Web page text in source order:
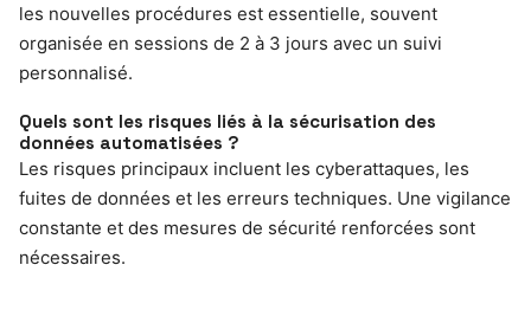
les nouvelles procédures est essentielle, souvent
organisée en sessions de 2 à 3 jours avec un suivi
personnalisé.
Quels sont les risques liés à la sécurisation des
données automatisées ?
Les risques principaux incluent les cyberattaques, les
fuites de données et les erreurs techniques. Une vigilance
constante et des mesures de sécurité renforcées sont
nécessaires.